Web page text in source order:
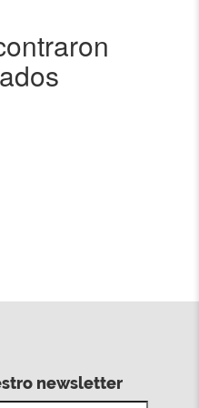
newsletter